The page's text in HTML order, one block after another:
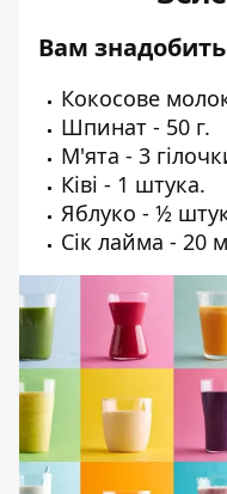
Вам
Кокосове
Шпинат - 50 г.
М'ята - 3
Ківі - 1 штука.
Яблуко - ½
Сік лайма - 20